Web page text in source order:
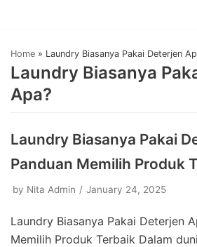
to
content
Home » Laundry Biasanya Pakai Deterjen
Laundry Biasanya
Apa?
Laundry Biasanya Pakai
Panduan Memilih Produk
by Nita Admin January 24, 2025
Laundry Biasanya Pakai Deterjen
Memilih Produk Terbaik Dalam